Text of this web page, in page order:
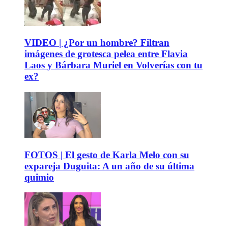
VIDEO | ¿Por un hombre? Filtran
imágenes de grotesca pelea entre Flavia
Laos y Bárbara Muriel en Volverías con tu
ex?
FOTOS | El gesto de Karla Melo con su
expareja Duguita: A un año de su última
quimio